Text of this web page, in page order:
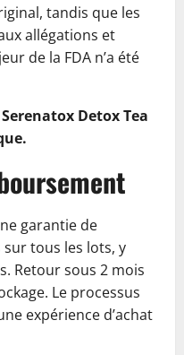
tandis que les
allégations et
de la FDA n’a été
Detox Tea
garantie de
tous les lots, y
Retour sous 2 mois
Le processus
expérience d’achat